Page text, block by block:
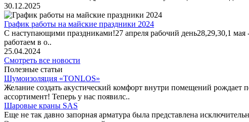
30.12.2025
График работы на майские праздники 2024
С наступающими праздниками!27 апреля рабочий день28,29,30,1
работаем в о..
25.04.2024
Смотреть все новости
Полезные статьи
Шумоизоляция «TONLOS»
Желание создать акустический комфорт внутри помещений
ассортимент! Теперь у нас появилс..
Шаровые краны SAS
Еще не так давно запорная арматура была представлена